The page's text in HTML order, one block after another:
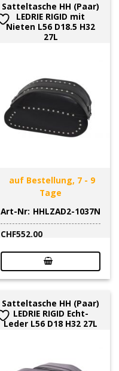
Satteltasche HH (Paar)
LEDRIE RIGID mit
Nieten L56 D18.5 H32
27L
auf Bestellung, 7 - 9
Tage
Art-Nr: HHLZAD2-1037N
CHF552.00
Satteltasche HH (Paar)
LEDRIE RIGID Echt-
Leder L56 D18 H32 27L